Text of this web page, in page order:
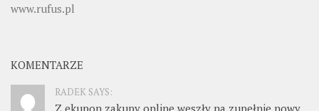
www.rufus.pl
KOMENTARZE
RADEK SAYS: